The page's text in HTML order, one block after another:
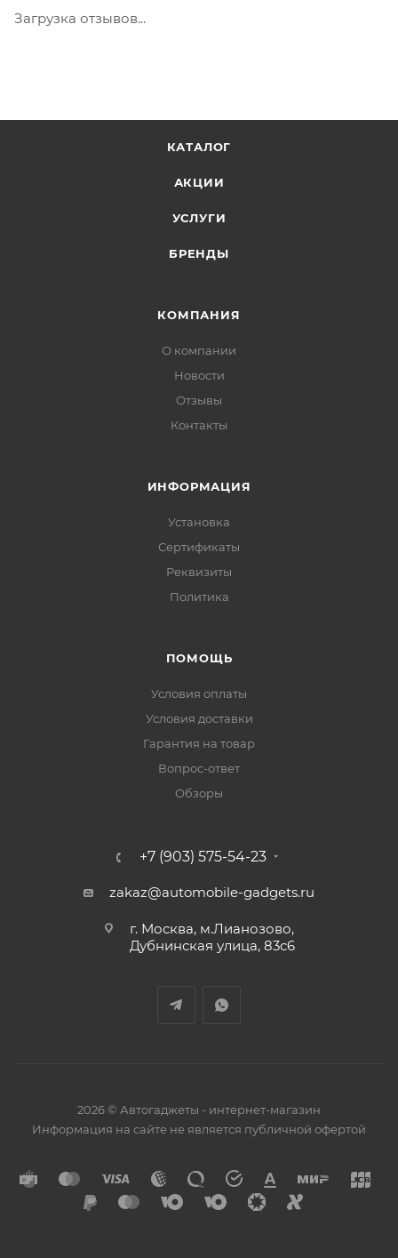
не должна превышать 100 000 р.
Загрузка отзывов...
КАТАЛОГ
АКЦИИ
УСЛУГИ
БРЕНДЫ
КОМПАНИЯ
О компании
Новости
Отзывы
Контакты
ИНФОРМАЦИЯ
Установка
Сертификаты
Реквизиты
Политика
ПОМОЩЬ
Условия оплаты
Условия доставки
Гарантия на товар
Вопрос-ответ
Обзоры
+7 (903) 575-54-23
zakaz@automobile-gadgets.ru
г. Москва, м.Лианозово,
Дубнинская улица, 83с6
2026 © Автогаджеты - интернет-магазин
Информация на сайте не является публичной офертой